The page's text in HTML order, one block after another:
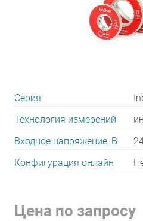
Серия
Технология измерений
Входное напряжение, В
Конфигурация онлайн
Цена по запросу